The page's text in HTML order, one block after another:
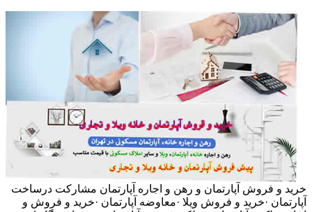
خرید و فروش آپارتمان و رهن و اجاره آپارتمان مشارکت درساخت
آپارتمان ·خرید و فروش ویلا ·معاوضه آپارتمان ·خرید و فروش و